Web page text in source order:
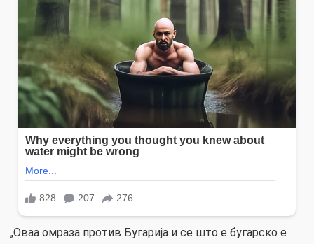
„Оваа омраза против Бугарија и се што е бугарско е